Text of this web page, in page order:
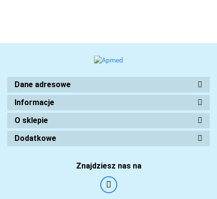
Dane adresowe
Informacje
O sklepie
Dodatkowe
Znajdziesz nas na